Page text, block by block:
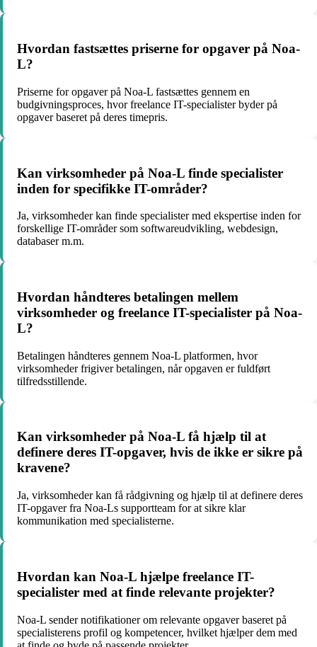
Hvordan fastsættes priserne for opgaver på Noa-
L?
Priserne for opgaver på Noa-L fastsættes gennem en
budgivningsproces, hvor freelance IT-specialister byder på
opgaver baseret på deres timepris.
Kan virksomheder på Noa-L finde specialister
inden for specifikke IT-områder?
Ja, virksomheder kan finde specialister med ekspertise inden for
forskellige IT-områder som softwareudvikling, webdesign,
databaser m.m.
Hvordan håndteres betalingen mellem
virksomheder og freelance IT-specialister på Noa-
L?
Betalingen håndteres gennem Noa-L platformen, hvor
virksomheder frigiver betalingen, når opgaven er fuldført
tilfredsstillende.
Kan virksomheder på Noa-L få hjælp til at
definere deres IT-opgaver, hvis de ikke er sikre på
kravene?
Ja, virksomheder kan få rådgivning og hjælp til at definere deres
IT-opgaver fra Noa-Ls supportteam for at sikre klar
kommunikation med specialisterne.
Hvordan kan Noa-L hjælpe freelance IT-
specialister med at finde relevante projekter?
Noa-L sender notifikationer om relevante opgaver baseret på
specialisterens profil og kompetencer, hvilket hjælper dem med